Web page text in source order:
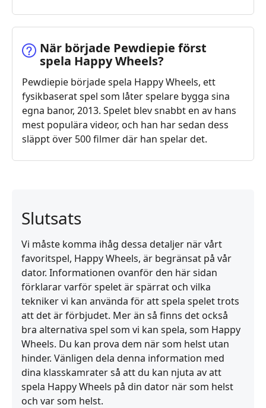
När började Pewdiepie först
spela Happy Wheels?
Pewdiepie började spela Happy Wheels, ett
fysikbaserat spel som låter spelare bygga sina
egna banor, 2013. Spelet blev snabbt en av hans
mest populära videor, och han har sedan dess
släppt över 500 filmer där han spelar det.
Slutsats
Vi måste komma ihåg dessa detaljer när vårt
favoritspel, Happy Wheels, är begränsat på vår
dator. Informationen ovanför den här sidan
förklarar varför spelet är spärrat och vilka
tekniker vi kan använda för att spela spelet trots
att det är förbjudet. Mer än så finns det också
bra alternativa spel som vi kan spela, som Happy
Wheels. Du kan prova dem när som helst utan
hinder. Vänligen dela denna information med
dina klasskamrater så att du kan njuta av att
spela Happy Wheels på din dator när som helst
och var som helst.